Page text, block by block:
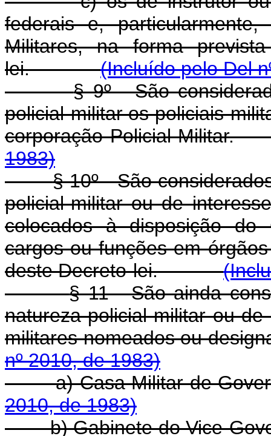
federais e,
Militares, na forma
lei.(Incluído pelo Del
§ 9º - São
policial-militar os policiais-
corporação Policial-
1983)
§ 10º - São
policial-militar ou de
colocados à disposição do
cargos ou funções em
deste Decreto-lei.
§ 11 - São ainda
natureza policial-militar ou
militares nomeados ou
nº 2010, de 1983)
a) Casa Militar de
2010, de 1983)
b) Gabinete do Vice-